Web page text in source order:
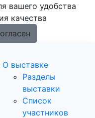
вашего удобства
качества
О выставке
Разделы
выставки
Список
участников